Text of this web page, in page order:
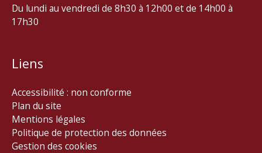
Du lundi au vendredi de 8h30 à 12h00 et de 14h00 à
17h30
Liens
Accessibilité : non conforme
Plan du site
Mentions légales
Politique de protection des données
Gestion des cookies